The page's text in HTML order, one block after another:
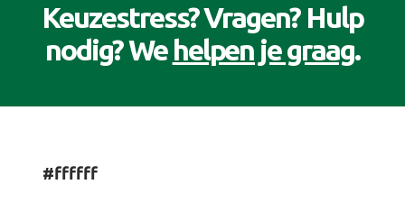
Keuzestress? Vragen? Hulp
nodig? Wehelpen je graag.
#ffffff